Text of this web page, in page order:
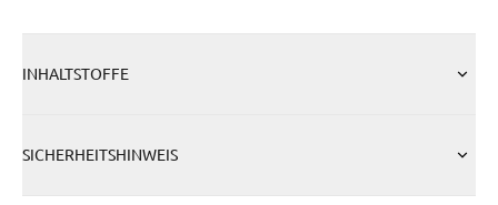
INHALTSTOFFE
SICHERHEITSHINWEIS